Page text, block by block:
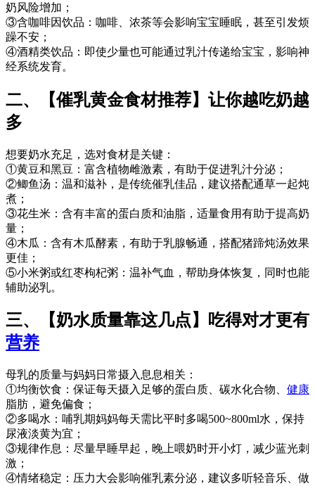
奶风险增加；
③含咖啡因饮品：咖啡、浓茶等会影响宝宝睡眠，甚至引发烦
躁不安；
④酒精类饮品：即使少量也可能通过乳汁传递给宝宝，影响神
经系统发育。
二、【催乳黄金食材推荐】让你越吃奶越
多
想要奶水充足，选对食材是关键：
①黄豆和黑豆：富含植物雌激素，有助于促进乳汁分泌；
②鲫鱼汤：温和滋补，是传统催乳佳品，建议搭配通草一起炖
煮；
③花生米：含有丰富的蛋白质和油脂，适量食用有助于提高奶
量；
④木瓜：含有木瓜酵素，有助于乳腺畅通，搭配猪蹄炖汤效果
更佳；
⑤小米粥或红枣枸杞粥：温补气血，帮助身体恢复，同时也能
辅助泌乳。
三、【奶水质量靠这几点】吃得对才更有
营养
母乳的质量与妈妈日常摄入息息相关：
①均衡饮食：保证每天摄入足够的蛋白质、碳水化合物、 健康
脂肪，避免偏食；
②多喝水：哺乳期妈妈每天需比平时多喝500~800ml水，保持
尿液淡黄为宜；
③规律作息：尽量早睡早起，晚上喂奶时开小灯，减少蓝光刺
激；
④情绪稳定：压力大会影响催乳素分泌，建议多听轻音乐、做